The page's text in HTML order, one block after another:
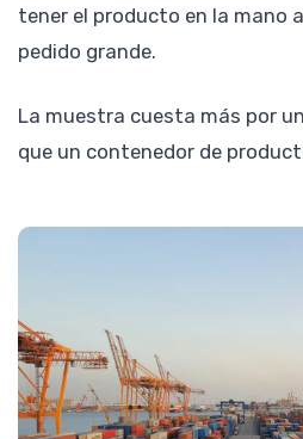
tener el producto en la mano
pedido grande.
La muestra cuesta más por
que un contenedor de